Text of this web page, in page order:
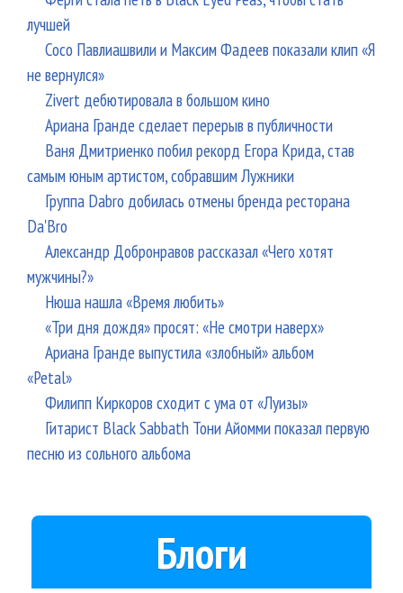
лучшей
Сосо Павлиашвили и Максим Фадеев показали клип «Я
не вернулся»
Zivert дебютировала в большом кино
Ариана Гранде сделает перерыв в публичности
Ваня Дмитриенко побил рекорд Егора Крида, став
самым юным артистом, собравшим Лужники
Группа Dabro добилась отмены бренда ресторана
Da'Bro
Александр Добронравов рассказал «Чего хотят
мужчины?»
Нюша нашла «Время любить»
«Три дня дождя» просят: «Не смотри наверх»
Ариана Гранде выпустила «злобный» альбом
«Petal»
Филипп Киркоров сходит с ума от «Луизы»
Гитарист Black Sabbath Тони Айомми показал первую
песню из сольного альбома
Блоги